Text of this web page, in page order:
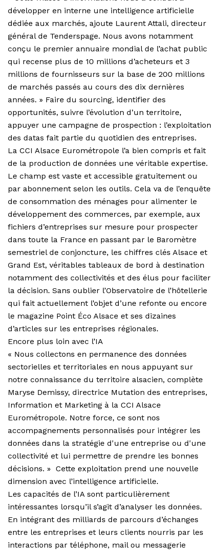
développer en interne une intelligence artificielle
dédiée aux marchés, ajoute Laurent Attali, directeur
général de Tenderspage. Nous avons notamment
conçu le premier annuaire mondial de l’achat public
qui recense plus de 10 millions d’acheteurs et 3
millions de fournisseurs sur la base de 200 millions
de marchés passés au cours des dix dernières
années. » Faire du sourcing, identifier des
opportunités, suivre l’évolution d’un territoire,
appuyer une campagne de prospection : l’exploitation
des datas fait partie du quotidien des entreprises.
La CCI Alsace Eurométropole l’a bien compris et fait
de la production de données une véritable expertise.
Le champ est vaste et accessible gratuitement ou
par abonnement selon les outils. Cela va de l’enquête
de consommation des ménages pour alimenter le
développement des commerces, par exemple, aux
fichiers d’entreprises sur mesure pour prospecter
dans toute la France en passant par le Baromètre
semestriel de conjoncture, les chiffres clés Alsace et
Grand Est, véritables tableaux de bord à destination
notamment des collectivités et des élus pour faciliter
la décision. Sans oublier l’Observatoire de l’hôtellerie
qui fait actuellement l’objet d’une refonte ou encore
le magazine Point Éco Alsace et ses dizaines
d’articles sur les entreprises régionales.
Encore plus loin avec l’IA
« Nous collectons en permanence des données
sectorielles et territoriales en nous appuyant sur
notre connaissance du territoire alsacien, complète
Maryse Demissy, directrice Mutation des entreprises,
Information et Marketing à la CCI Alsace
Eurométropole. Notre force, ce sont nos
accompagnements personnalisés pour intégrer les
données dans la stratégie d'une entreprise ou d'une
collectivité et lui permettre de prendre les bonnes
décisions. » Cette exploitation prend une nouvelle
dimension avec l’intelligence artificielle.
Les capacités de l’IA sont particulièrement
intéressantes lorsqu’il s’agit d’analyser les données.
En intégrant des milliards de parcours d’échanges
entre les entreprises et leurs clients nourris par les
interactions par téléphone, mail ou messagerie